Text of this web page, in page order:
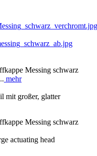
Messing schwarz
mehr
mit großer, glatter
Messing schwarz
actuating head